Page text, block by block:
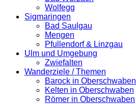
Wolfegg
Sigmaringen
Bad Saulgau
Mengen
Pfullendorf & Linzgau
Ulm und Umgebung
Zwiefalten
Wanderziele / Themen
Barock in Oberschwaben
Kelten in Oberschwaben
Römer in Oberschwaben